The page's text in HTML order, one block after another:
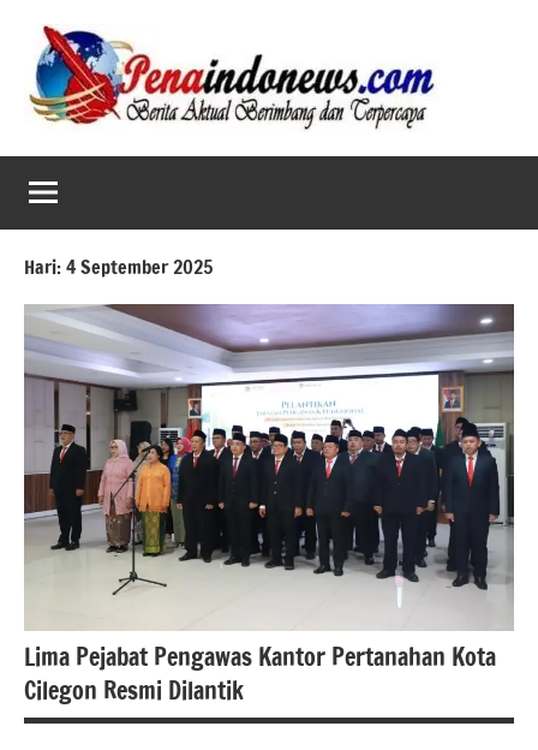
content
Hari:4 September 2025
Lima Pejabat Pengawas Kantor Pertanahan Kota
Cilegon Resmi Dilantik